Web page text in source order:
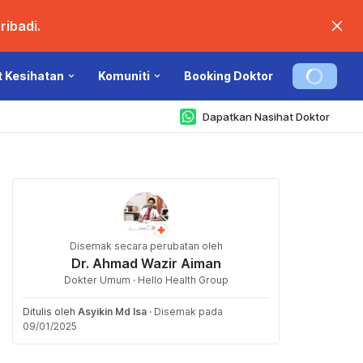
Kesihatan Komuniti Booking Doktor
Dapatkan Nasihat Doktor
Disemak secara perubatan oleh
Dr. Ahmad Wazir Aiman
Dokter Umum · Hello Health Group
Ditulis oleh Asyikin Md Isa · Disemak pada
09/01/2025